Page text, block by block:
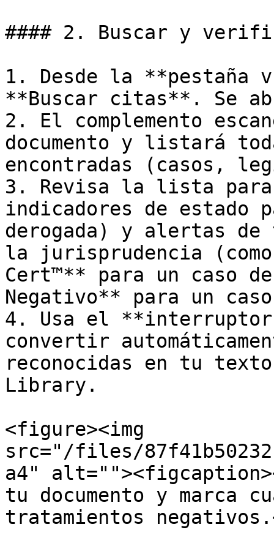
#### 2. Buscar y
1. Desde la **pestaña
**Buscar citas**. Se
2. El complemento
documento y listará
encontradas (casos,
3. Revisa la lista
indicadores de
derogada) y alertas de
la jurisprudencia
Cert™** para un caso
Negativo** para un
4. Usa el **interruptor
convertir
reconocidas en tu
Library.
<figure><img
src="/files/
a4"
tu documento y marca
tratamientos